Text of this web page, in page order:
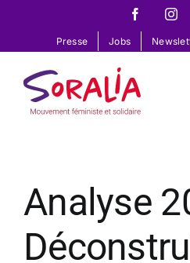
contenu
Facebook
Presse Jobs
Analyse